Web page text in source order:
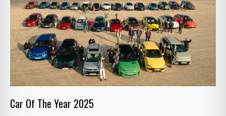
Car Of The Year 2025
2025